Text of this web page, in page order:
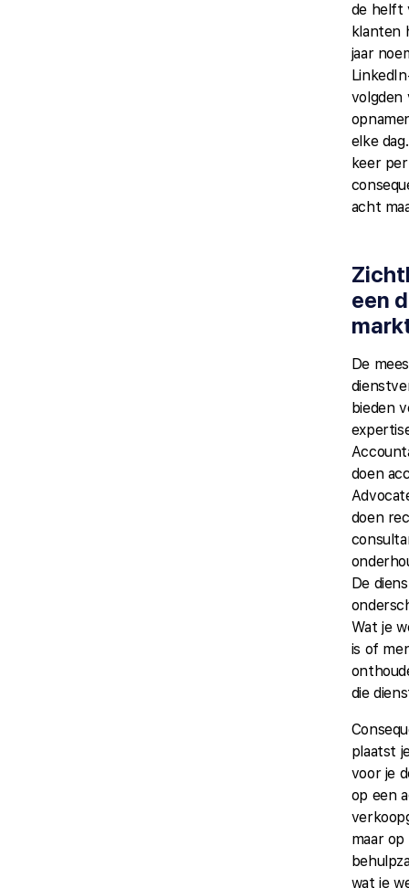
de helft
klanten
jaar
volgden
elke
keer
acht
een
De
bieden
doen
doen
De
Wat je
is of
die
plaatst
voor je
op een
maar op
wat je